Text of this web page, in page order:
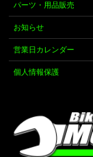
パーツ・用品販売
お知らせ
営業日カレンダー
個人情報保護